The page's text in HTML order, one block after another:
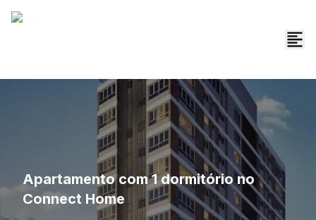
Apartamento com 1 dormitório no
Connect Home